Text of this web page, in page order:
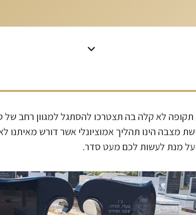
לא קלה בה תצטרכו להסתגל למגוון רחב של
מצבה הינו תהליך אמוציונלי אשר דורש
מנת לעשות לכם מעט סדר.